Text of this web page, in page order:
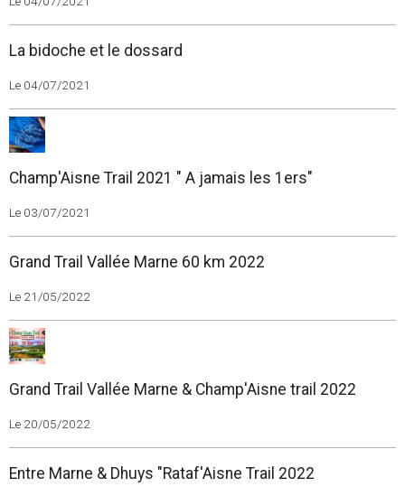
La bidoche et le dossard
Le 04/07/2021
Champ'Aisne Trail 2021 " A jamais les 1ers"
Le 03/07/2021
Grand Trail Vallée Marne 60 km 2022
Le 21/05/2022
Grand Trail Vallée Marne & Champ'Aisne trail 2022
Le 20/05/2022
Entre Marne & Dhuys "Rataf'Aisne Trail 2022